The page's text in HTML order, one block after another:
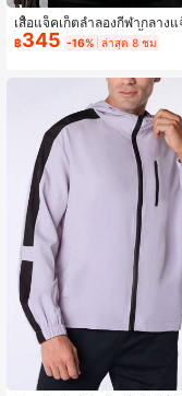
เสื้อแจ็คเก็ตลำลองกีฬากลางแ
ผู้ชาย สไตล์เบสบอล สีพื้น มีซิป
อล เสื้อนอกใส่สบาย อเนกประส
฿345 -16% ล่าสุด 8 ชม